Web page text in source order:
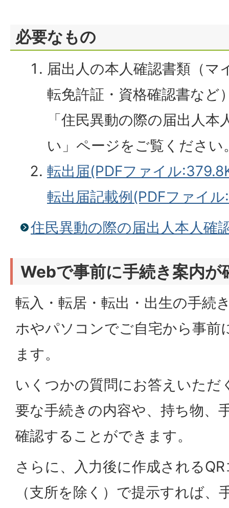
必要なもの
届出人の本人確認書類（マ
転免許証・資格確認書など
「住民異動の際の届出人
い」ページをご覧ください
転出届(PDFファイル
転出届記載例(PDFファイ
住民異動の際の届出人本人確
Webで事前に手続き案内が
転入・転居・転出・出生の手続
ホやパソコンでご自宅から事前
ます。
いくつかの質問にお答えいただ
要な手続きの内容や、持ち物、
確認することができます。
さらに、入力後に作成される
（支所を除く）で提示すれば